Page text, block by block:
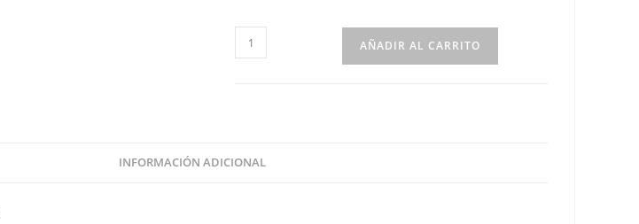
Saco
Dralon
AÑADIR AL CARRITO
INFORMACIÓN ADICIONAL